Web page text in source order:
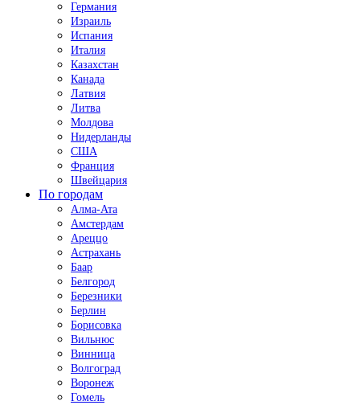
Германия
Израиль
Испания
Италия
Казахстан
Канада
Латвия
Литва
Молдова
Нидерланды
США
Франция
Швейцария
По городам
Алма-Ата
Амстердам
Ареццо
Астрахань
Баар
Белгород
Березники
Берлин
Борисовка
Вильнюс
Винница
Волгоград
Воронеж
Гомель